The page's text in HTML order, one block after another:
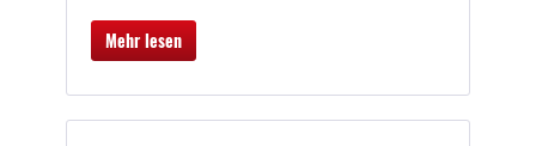
Mehr lesen